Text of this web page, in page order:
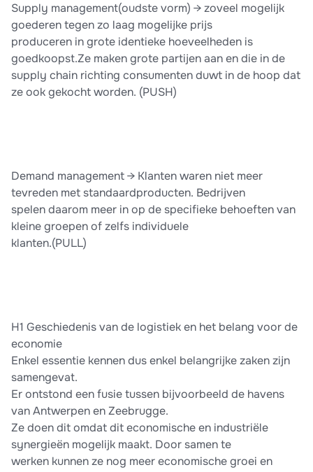
Supply management(oudste vorm) → zoveel mogelijk
goederen tegen zo laag mogelijke prijs
produceren in grote identieke hoeveelheden is
goedkoopst.Ze maken grote partijen aan en die in de
supply chain richting consumenten duwt in de hoop dat
ze ook gekocht worden. (PUSH)
Demand management → Klanten waren niet meer
tevreden met standaardproducten. Bedrijven
spelen daarom meer in op de specifieke behoeften van
kleine groepen of zelfs individuele
klanten.(PULL)
H1 Geschiedenis van de logistiek en het belang voor de
economie
Enkel essentie kennen dus enkel belangrijke zaken zijn
samengevat.
Er ontstond een fusie tussen bijvoorbeeld de havens
van Antwerpen en Zeebrugge.
Ze doen dit omdat dit economische en industriële
synergieën mogelijk maakt. Door samen te
werken kunnen ze nog meer economische groei en